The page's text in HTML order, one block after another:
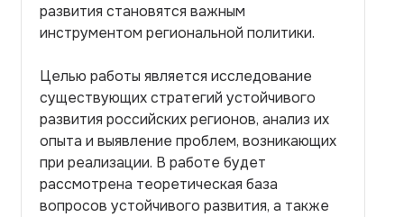
развития становятся важным
инструментом региональной политики.
Целью работы является исследование
существующих стратегий устойчивого
развития российских регионов, анализ их
опыта и выявление проблем, возникающих
при реализации. В работе будет
рассмотрена теоретическая база
вопросов устойчивого развития, а также